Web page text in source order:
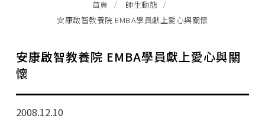
EMBA招生公告
行政公告
師生動態
首頁
師生動態
安康啟智教養院 EMBA學員獻上愛心與關懷
安康啟智教養院 EMBA學員獻上愛心與關
懷
2008.12.10